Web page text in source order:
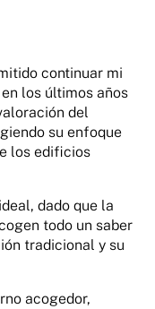
continuar mi
los últimos años
del
su enfoque
los edificios
dado que la
todo un saber
tradicional y su
acogedor,